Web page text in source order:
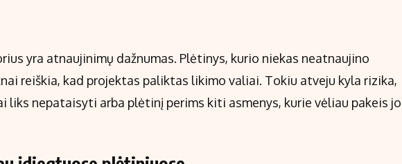
yra atnaujinimų dažnumas. Plėtinys, kurio niekas neatnaujino
reiškia, kad projektas paliktas likimo valiai. Tokiu atveju kyla rizika,
liks nepataisyti arba plėtinį perims kiti asmenys, kurie vėliau pakeis jo